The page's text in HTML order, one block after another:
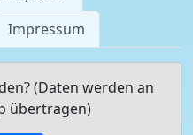
Impressum
(Daten werden an
übertragen)